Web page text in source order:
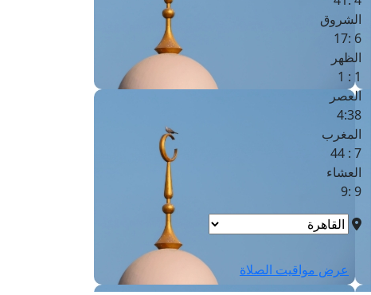
الشروق
6 :17
الظهر
1 : 1
العصر
4:38
المغرب
7 : 44
العشاء
9 :9
عرض مواقيت الصلاة